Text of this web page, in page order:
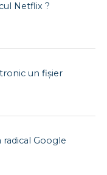
Netflix ?
un fișier
Google